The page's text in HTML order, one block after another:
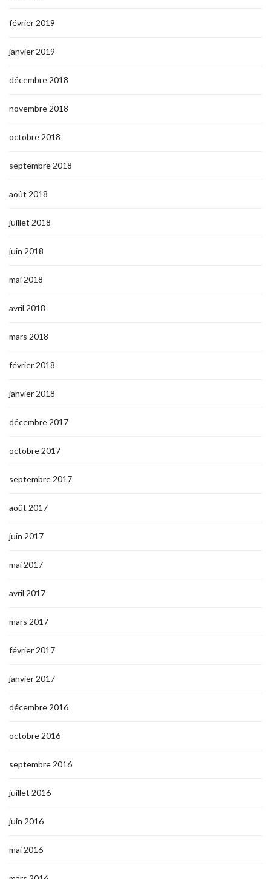
février 2019
janvier 2019
décembre 2018
novembre 2018
octobre 2018
septembre 2018
août 2018
juillet 2018
juin 2018
mai 2018
avril 2018
mars 2018
février 2018
janvier 2018
décembre 2017
octobre 2017
septembre 2017
août 2017
juin 2017
mai 2017
avril 2017
mars 2017
février 2017
janvier 2017
décembre 2016
octobre 2016
septembre 2016
juillet 2016
juin 2016
mai 2016